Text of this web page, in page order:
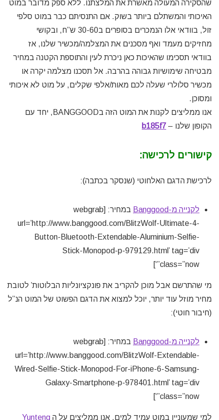
שהסקירה המעולה מאשרת את המלצתנו. ללא ספק מדובר במוט
האיכותי והמשתלם ביותר בשוק. אם התנסיתם כבר במוט סלפי
זול, בוודאי אלו הנמכרים בסופרים ב30-60 ש”ח, ובקושי
מחזיקים מעמד ואף מסכנים את המצלמה/מכשיר שלנו, אז
בוודאי תסכימו שהאיכות כאן ניכרת לעין והתוספת הקטנה במחיר
מבטיחה שימושיות גבוהה בהרבה. אל תסכנו מצלמה יקרה או
מכשיר סלולרי שעלה לכם מאות/אלפי שקלים, על מוט לא איכותי
ומסוכן.
אנו ממליצים לקנות את המוט הזה בBANGGOOD, יחד עם
הקופון שלנו – b185f7
קישורים לרכישה:
לרכישת הדגם האלחוטי (שנסקר בכתבה):
לקנייה מ-Banggood
במחיר: [webgrab
url=’http://www.banggood.com/BlitzWolf-Ultimate-4-
Button-Bluetooth-Extendable-Aluminium-Selfie-
Stick-Monopod-p-979129.html’ tag=’div
class=”now”‘]
מי שהתרשם אבל מוכן להקריב את פונקציונליות הבלוטות’ לטובת
מחיר מוזל עוד יותר, יוכל למצוא את הדגם הפשוט של המוט הנ”ל
(חיבור חוטי):
לקנייה מ-Banggood
במחיר: [webgrab
url=’http://www.banggood.com/BlitzWolf-Extendable-
Wired-Selfie-Stick-Monopod-For-iPhone-6-Samsung-
Galaxy-Smartphone-p-978401.html’ tag=’div
class=”now”‘]
למי שמעוניין במוט עמיד למים, אנו ממליצים על ה Yunteng